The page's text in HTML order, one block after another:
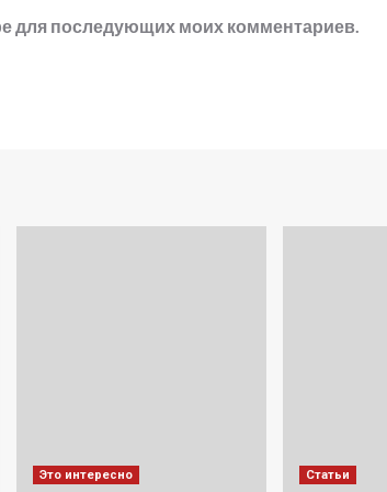
для последующих моих комментариев.
Это интересно Статьи